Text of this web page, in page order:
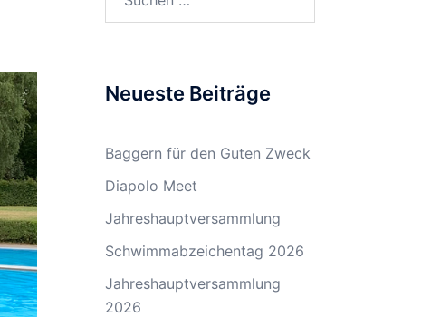
Neueste Beiträge
Baggern für den Guten Zweck
Diapolo Meet
Jahreshauptversammlung
Schwimmabzeichentag 2026
Jahreshauptversammlung
2026